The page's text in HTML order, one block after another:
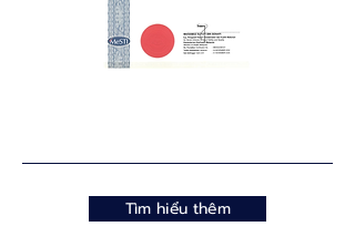
Tìm hiểu thêm